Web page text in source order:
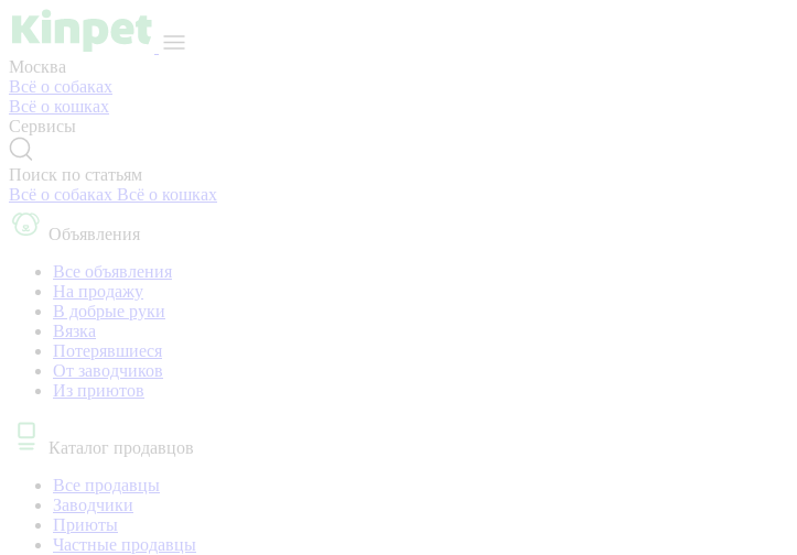
Москва
Всё о собаках
Всё о кошках
Сервисы
Поиск по статьям
Всё о собаках Всё о кошках
Объявления
Все объявления
На продажу
В добрые руки
Вязка
Потерявшиеся
От заводчиков
Из приютов
Каталог продавцов
Все продавцы
Заводчики
Приюты
Частные продавцы